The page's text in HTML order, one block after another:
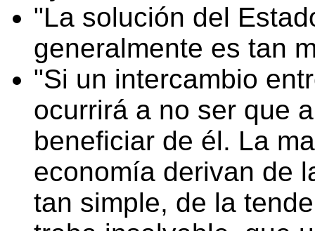
La solución del
generalmente es tan
Si un intercambio
ocurrirá a no ser que
beneficiar de él. La
economía derivan de
tan simple, de la